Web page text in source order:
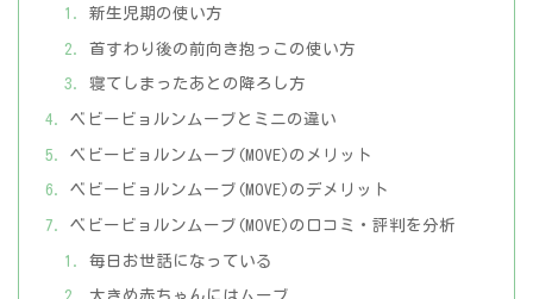
新生児期の使い方
首すわり後の前向き抱っこの使い方
寝てしまったあとの降ろし方
ベビービョルンムーブとミニの違い
ベビービョルンムーブ(MOVE)のメリット
ベビービョルンムーブ(MOVE)のデメリット
ベビービョルンムーブ(MOVE)の口コミ・評判を分析
毎日お世話になっている